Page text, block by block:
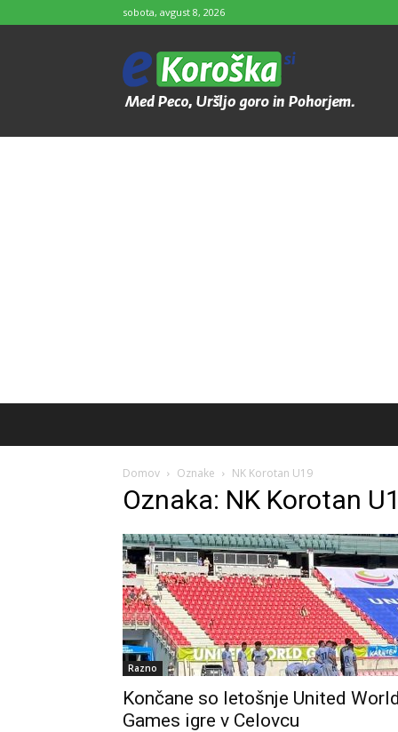
sobota, avgust 8, 2026
e-
Koroška
Domov Oznake NK Korotan U19
Oznaka: NK Korotan
Razno
Končane so letošnje United
Games igre v Celovcu